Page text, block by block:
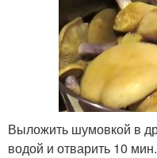
Выложить шумовкой в
водой и отварить 10 мин.